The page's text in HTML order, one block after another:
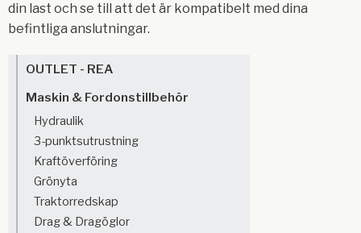
din last och se till att det är kompatibelt med dina
befintliga anslutningar.
OUTLET - REA
Maskin & Fordonstillbehör
Hydraulik
3-punktsutrustning
Kraftöverföring
Grönyta
Traktorredskap
Drag & Dragöglor